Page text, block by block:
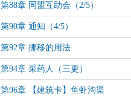
第88章 同盟互助会（2/5）
第90章 通知（4/5）
第92章 挪移的用法
第94章 采药人（三更）
第96章 【建筑卡】鱼虾沟渠